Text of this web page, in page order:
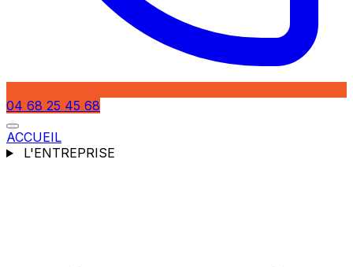
04 68 25 45 68
ACCUEIL
L'ENTREPRISE